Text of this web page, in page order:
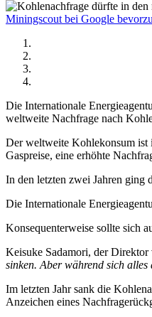
Miningscout bei Google
Die Internationale
weltweite Nachfrage nach
Der weltweite Kohlekonsum ist
Gaspreise, eine erhöhte
In den letzten zwei Jahren ging
Die Internationale
Konsequenterweise sollte sich
Keisuke Sadamori, der
sinken. Aber während sich
Im letzten Jahr sank die
Anzeichen eines